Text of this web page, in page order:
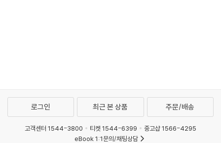
로그인 최근 본 상품 주문/배송
고객센터 1544-3800 티켓 1544-6399
중고샵 1566-4295
eBook 1:1문의/채팅상담